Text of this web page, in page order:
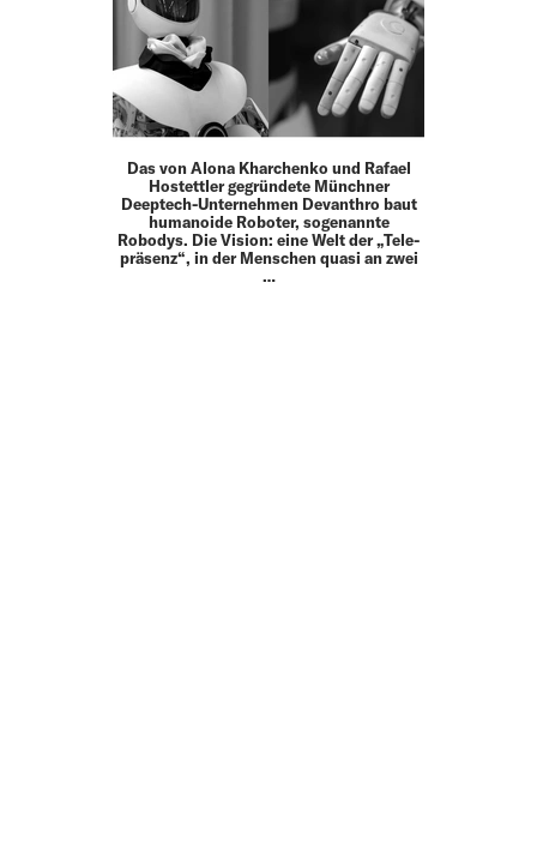
Das von Alona Kharchenko und Rafael
Hostettler gegründete Münchner
Deeptech-Unternehmen Devanthro baut
humanoide Roboter, sogenannte
Robodys. Die Vision: eine Welt der „Tele­
präsenz“, in der Menschen quasi an zwei
…